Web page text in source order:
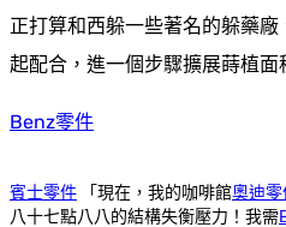
正打算和西躲一些著名的躲藥廠
起配合，進一個步驟擴展蒔植面
Benz零件
賓士零件 「現在，我的咖啡館奧迪零
八十七點八八的結構失衡壓力！我需